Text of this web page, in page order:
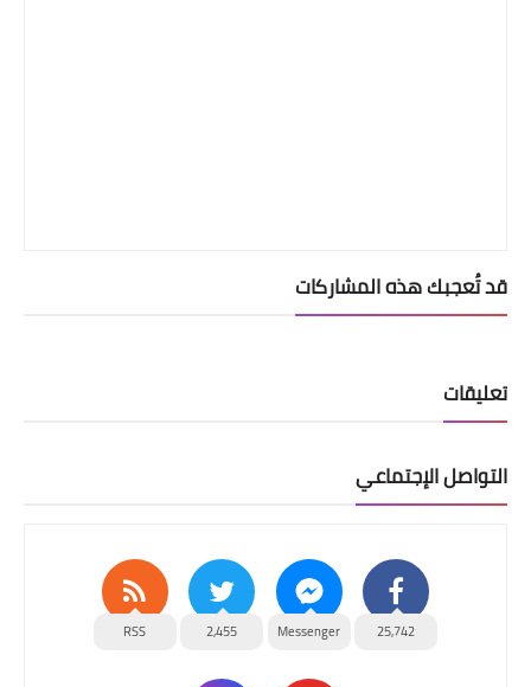
قد تُعجبك هذه المشاركات
تعليقات
التواصل الإجتماعي
25,742
Messenger
2,455
RSS